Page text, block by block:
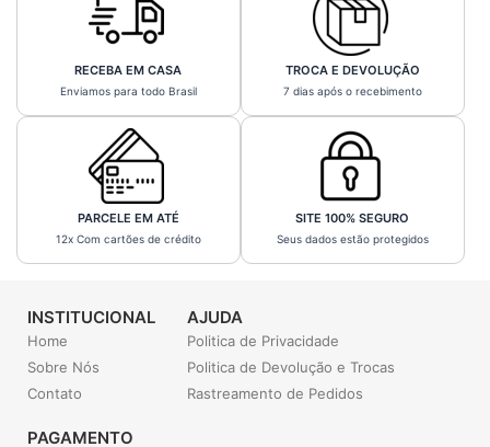
RECEBA EM CASA
Enviamos para todo Brasil
TROCA E DEVOLUÇÃO
7 dias após o recebimento
PARCELE EM ATÉ
12x Com cartões de crédito
SITE 100% SEGURO
Seus dados estão protegidos
INSTITUCIONAL
Home
Sobre Nós
Contato
AJUDA
Politica de Privacidade
Politica de Devolução e Trocas
Rastreamento de Pedidos
PAGAMENTO